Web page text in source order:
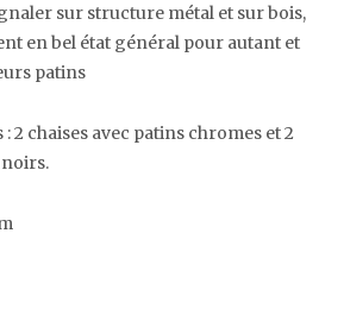
sur structure métal et sur bois,
en bel état général pour autant et
patins
2 chaises avec patins chromes et 2
noirs.